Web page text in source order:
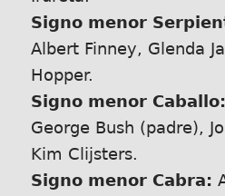
Signo menor
Albert Finney, Glenda
Hopper.
Signo menor Caballo:
George Bush (padre),
Kim Clijsters.
Signo menor Cabra: